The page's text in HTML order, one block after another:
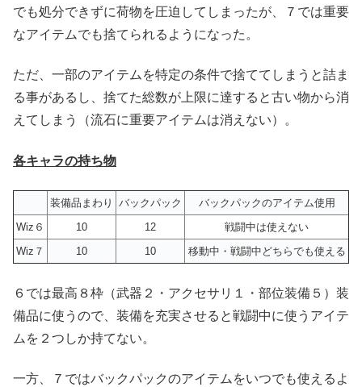
でも処分できずに荷物を圧迫してしまったが、７では重要
なアイテムでも捨てられるようになった。
ただ、一部のアイテムを特定の条件で捨ててしまうと詰ま
る事があるし、捨てた総数が上限に達すると古い物から消
えてしまう（流石に重要アイテムは消えない）。
各キャラの持ち物
装備品まわり バックパック
バックパックのアイテム使用
Wiz６
10 12
戦闘中は使えない
Wiz７
10 10 移動中・戦闘中どちらでも使える
６では最高８枠（武器２・アクセサリ１・部位装備５）装
備品に使うので、装備を充実させると戦闘中に使うアイテ
ムを２つしか持てない。
一方、７ではバックパックのアイテムをいつでも使えるよ